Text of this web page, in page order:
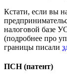
Кстати, если вы
налоговой базе
(подробнее про
границы писали
ПСН (патент)